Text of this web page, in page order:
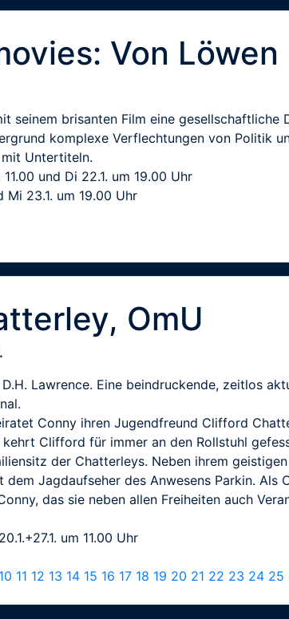
Von
seinem brisanten Film eine
komplexe Verflechtungen von Politik
Untertiteln.
und Di 22.1. um 19.00 Uhr
Mi 23.1. um 19.00 Uhr
OmU
Lawrence. Eine beindruckende, zeitlos
Conny ihren Jugendfreund Clifford
Clifford für immer an den Rollstuhl
der Chatterleys. Neben ihrem
Jagdaufseher des Anwesens Parkin.
das sie neben allen Freiheiten auch
um 11.00 Uhr
10 11 12 13 14 15 16 17 18 19 20 21 22 23 24 25